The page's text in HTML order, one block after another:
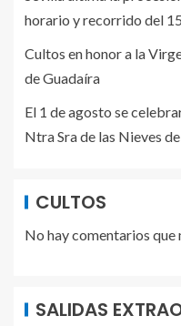
horario y recorrido del
Cultos en honor a la
de Guadaíra
El 1 de agosto se
Ntra Sra de las Nieves
CULTOS
No hay comentarios que
SALIDAS